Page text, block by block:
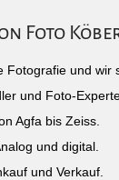
Foto
Fotografie und wir
und Foto-
Agfa bis Zeiss.
und digital.
und Verkauf.